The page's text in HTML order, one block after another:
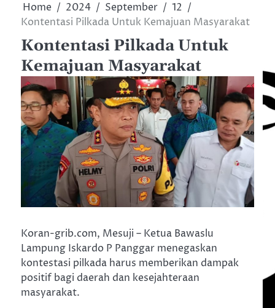
Home 2024 September
12
Kontentasi Pilkada Untuk Kemajuan Masyarakat
Kontentasi Pilkada Untuk
Kemajuan Masyarakat
Koran-grib.com, Mesuji – Ketua Bawaslu
Lampung Iskardo P Panggar menegaskan
kontestasi pilkada harus memberikan dampak
positif bagi daerah dan kesejahteraan
masyarakat.